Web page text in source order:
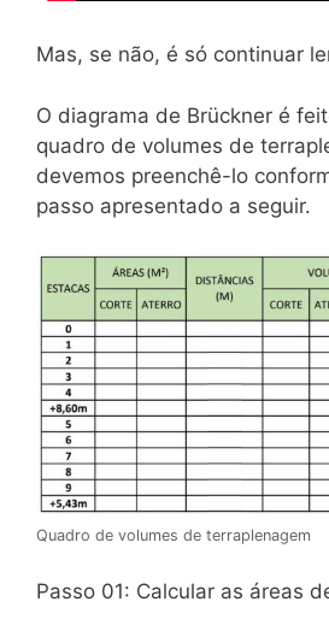
Mas, se não, é só continuar
O diagrama de Brückner é
quadro de volumes de
devemos preenchê-lo
passo apresentado a seguir.
Quadro de volumes de terraplenagem
Passo 01: Calcular as áreas